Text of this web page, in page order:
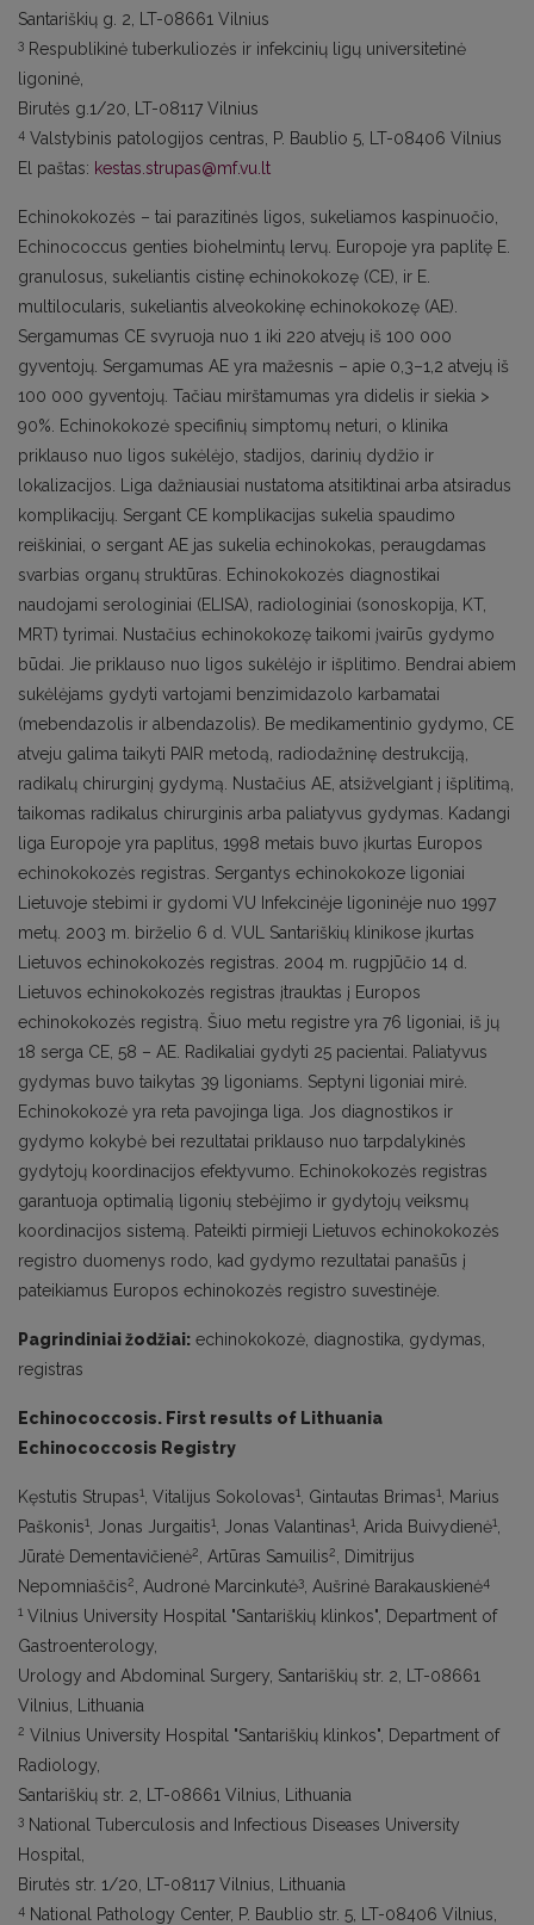
Santariškių g. 2, LT-08661 Vilnius
3 Respublikinė tuberkuliozės ir infekcinių ligų universitetinė
ligoninė,
Birutės g.1/20, LT-08117 Vilnius
4 Valstybinis patologijos centras, P. Baublio 5, LT-08406 Vilnius
El paštas: kestas.strupas@mf.vu.lt
Echinokokozės – tai parazitinės ligos, sukeliamos kaspinuočio,
Echinococcus genties biohelmintų lervų. Europoje yra paplitę E.
granulosus, sukeliantis cistinę echinokokozę (CE), ir E.
multilocularis, sukeliantis alveokokinę echinokokozę (AE).
Sergamumas CE svyruoja nuo 1 iki 220 atvejų iš 100 000
gyventojų. Sergamumas AE yra mažesnis – apie 0,3–1,2 atvejų iš
100 000 gyventojų. Tačiau mirštamumas yra didelis ir siekia >
90%. Echinokokozė specifinių simptomų neturi, o klinika
priklauso nuo ligos sukėlėjo, stadijos, darinių dydžio ir
lokalizacijos. Liga dažniausiai nustatoma atsitiktinai arba atsiradus
komplikacijų. Sergant CE komplikacijas sukelia spaudimo
reiškiniai, o sergant AE jas sukelia echinokokas, peraugdamas
svarbias organų struktūras. Echinokokozės diagnostikai
naudojami serologiniai (ELISA), radiologiniai (sonoskopija, KT,
MRT) tyrimai. Nustačius echinokokozę taikomi įvairūs gydymo
būdai. Jie priklauso nuo ligos sukėlėjo ir išplitimo. Bendrai abiem
sukėlėjams gydyti vartojami benzimidazolo karbamatai
(mebendazolis ir albendazolis). Be medikamentinio gydymo, CE
atveju galima taikyti PAIR metodą, radiodažninę destrukciją,
radikalų chirurginį gydymą. Nustačius AE, atsižvelgiant į išplitimą,
taikomas radikalus chirurginis arba paliatyvus gydymas. Kadangi
liga Europoje yra paplitus, 1998 metais buvo įkurtas Europos
echinokokozės registras. Sergantys echinokokoze ligoniai
Lietuvoje stebimi ir gydomi VU Infekcinėje ligoninėje nuo 1997
metų. 2003 m. birželio 6 d. VUL Santariškių klinikose įkurtas
Lietuvos echinokokozės registras. 2004 m. rugpjūčio 14 d.
Lietuvos echinokokozės registras įtrauktas į Europos
echinokokozės registrą. Šiuo metu registre yra 76 ligoniai, iš jų
18 serga CE, 58 – AE. Radikaliai gydyti 25 pacientai. Paliatyvus
gydymas buvo taikytas 39 ligoniams. Septyni ligoniai mirė.
Echinokokozė yra reta pavojinga liga. Jos diagnostikos ir
gydymo kokybė bei rezultatai priklauso nuo tarpdalykinės
gydytojų koordinacijos efektyvumo. Echinokokozės registras
garantuoja optimalią ligonių stebėjimo ir gydytojų veiksmų
koordinacijos sistemą. Pateikti pirmieji Lietuvos echinokokozės
registro duomenys rodo, kad gydymo rezultatai panašūs į
pateikiamus Europos echinokozės registro suvestinėje.
Pagrindiniai žodžiai: echinokokozė, diagnostika, gydymas,
registras
Echinococcosis. First results of Lithuania
Echinococcosis Registry
Kęstutis Strupas1 , Vitalijus Sokolovas1 , Gintautas Brimas1
, Marius
Paškonis1 , Jonas Jurgaitis1 , Jonas Valantinas1 , Arida Buivydienė1
Jūratė Dementavičienė2 , Artūras Samuilis2
, Dimitrijus
Nepomniaščis2 , Audronė Marcinkutė3 , Aušrinė Barakauskienė4
1 Vilnius University Hospital "Santariškių klinkos", Department of
Gastroenterology,
Urology and Abdominal Surgery, Santariškių str. 2, LT-08661
Vilnius, Lithuania
2 Vilnius University Hospital "Santariškių klinkos", Department of
Radiology,
Santariškių str. 2, LT-08661 Vilnius, Lithuania
3 National Tuberculosis and Infectious Diseases University
Hospital,
Birutės str. 1/20, LT-08117 Vilnius, Lithuania
4 National Pathology Center, P. Baublio str. 5, LT-08406 Vilnius,